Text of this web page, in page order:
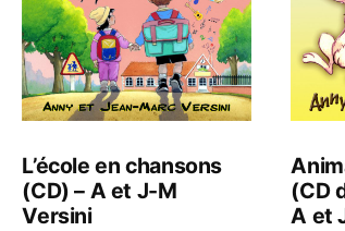
L’école en chansons
(CD) – A et J-M
Versini
(CD
A et